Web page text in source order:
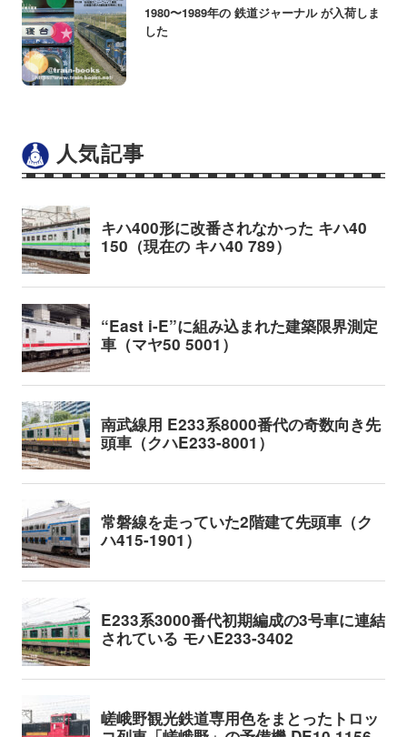
1980〜1989年の 鉄道ジャーナル が入荷しま
した
人気記事